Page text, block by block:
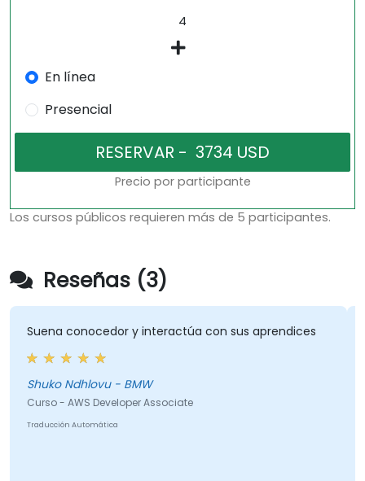
En línea
Presencial
Precio por participante
Los cursos públicos requieren más de 5 participantes.
Reseñas (3)
conocedor y interactúa con sus aprendices
Ndhlovu - BMW
- AWS Developer Associate
Automática
Todo.